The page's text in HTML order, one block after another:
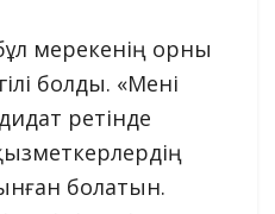
мерекенің орны
болды. «Мені
ретінде
болатын.